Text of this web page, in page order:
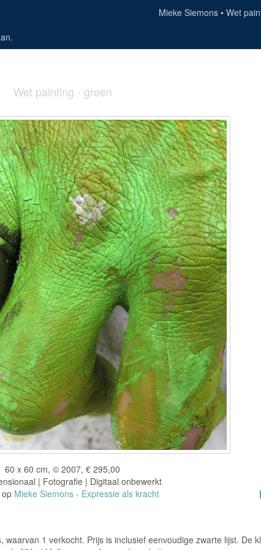
Mieke Siemons
Wet
.
Wet painting - green
60 x 60 cm, © 2007, € 295,00
| Fotografie | Digitaal onbewerkt
Mieke Siemons - Expressie als kracht
waarvan 1 verkocht. Prijs is inclusief eenvoudige zwarte lijst. De